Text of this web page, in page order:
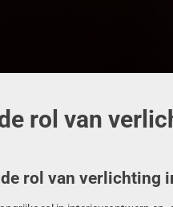
rol van
rol van verlichting